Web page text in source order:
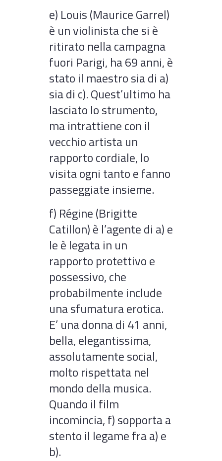
e) Louis (Maurice Garrel)
è un violinista che si è
ritirato nella campagna
fuori Parigi, ha 69 anni, è
stato il maestro sia di a)
sia di c). Quest’ultimo ha
lasciato lo strumento,
ma intrattiene con il
vecchio artista un
rapporto cordiale, lo
visita ogni tanto e fanno
passeggiate insieme.
f) Régine (Brigitte
Catillon) è l’agente di a) e
le è legata in un
rapporto protettivo e
possessivo, che
probabilmente include
una sfumatura erotica.
E’ una donna di 41 anni,
bella, elegantissima,
assolutamente social,
molto rispettata nel
mondo della musica.
Quando il film
incomincia, f) sopporta a
stento il legame fra a) e
b).